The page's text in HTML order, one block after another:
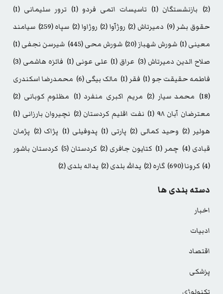
(2)
بازنشستگان (1) تاسیسات اتمی فردو (1) ترور سلیمانی (1)
حقوق بشر (9) دمیرتاش (2) روژآوا(2) روژاوا(2) سپاه(259)
سیامند
معینی(1) شورش شهباز(20) شورش محی(445) شیرسن نجفی(1)
صلاح الدین دمیرتاش (3) عراق (1) علی عونی (1) فائزه هاشمی (3)
فاطمه حقیقت جو (1) فقر (1) مالک بیگی(6)
محمدرضا اسکندری
(18)
محمد سیار (2) مریم اکبری منفرد (1) مظلوم کوبانی (2)
معترضان آبان ۹۸
(1) نفت اقلیم کردستان (2) نچیروان بارزانی (1)
هولیر (2) وحید کمالی (2) پارتی (1) پدوفیلی (1) پژاک (2)
پژمان
قبادی (4) چمر (1) کتایون جافری (2) کردستان (5)
کردستان باشور
(4)
کرونا(690) گاره(2) یدالله بلدی(2) یداله بلدی(2)
دسته بندی ها
اخبار
ادبیات
اقتصاد
پزشکی